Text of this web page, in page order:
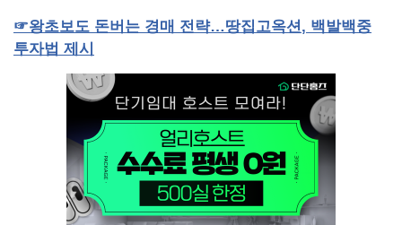
☞왕초보도 돈버는 경매 전략…땅집고옥션, 백발백중
투자법 제시